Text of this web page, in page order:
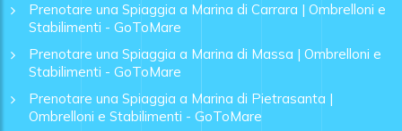
Prenotare una Spiaggia a Marina di Carrara | Ombrelloni e
Stabilimenti - GoToMare
Prenotare una Spiaggia a Marina di Massa | Ombrelloni e
Stabilimenti - GoToMare
Prenotare una Spiaggia a Marina di Pietrasanta |
Ombrelloni e Stabilimenti - GoToMare